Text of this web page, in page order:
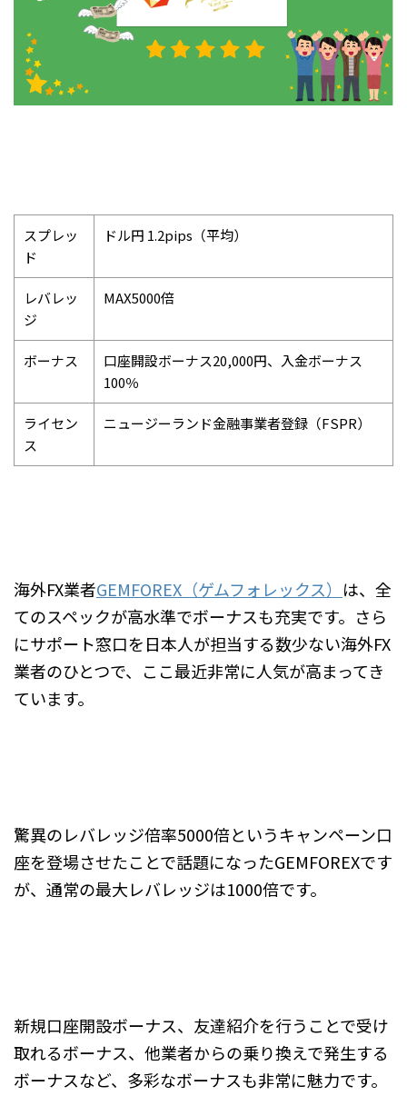
スプレッ
ド
ドル円 1.2pips（平均）
レバレッ
ジ
MAX5000倍
ボーナス
口座開設ボーナス20,000円、入金ボーナス
100％
ライセン
ス
ニュージーランド金融事業者登録（FSPR）
海外FX業者GEMFOREX（ゲムフォレックス） は、 全
てのスペックが高水準でボーナスも充実です。さら
にサポート窓口を日本人が担当する数少ない海外FX
業者のひとつで、ここ最近非常に人気が高まってき
ています。
驚異のレバレッジ倍率5000倍というキャンペーン口
座を登場させたことで話題になったGEMFOREXです
が、通常の最大レバレッジは1000倍です。
新規口座開設ボーナス、友達紹介を行うことで受け
取れるボーナス、他業者からの乗り換えで発生する
ボーナスなど、多彩なボーナスも非常に魅力です。